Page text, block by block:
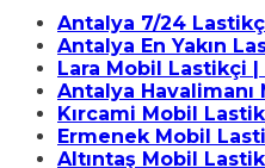
Antalya 7/24
Antalya En Yakın
Lara Mobil Lastikçi
Antalya
Kırcami Mobil
Ermenek Mobil
Altıntaş Mobil